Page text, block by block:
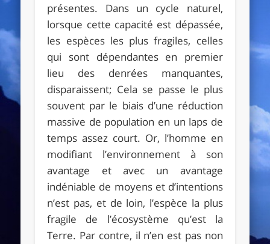
présentes. Dans un cycle naturel,
lorsque cette capacité est dépassée,
les espèces les plus fragiles, celles
qui sont dépendantes en premier
lieu des denrées manquantes,
disparaissent; Cela se passe le plus
souvent par le biais d’une réduction
massive de population en un laps de
temps assez court. Or, l’homme en
modifiant l’environnement à son
avantage et avec un avantage
indéniable de moyens et d’intentions
n’est pas, et de loin, l’espèce la plus
fragile de l’écosystème qu’est la
Terre. Par contre, il n’en est pas non